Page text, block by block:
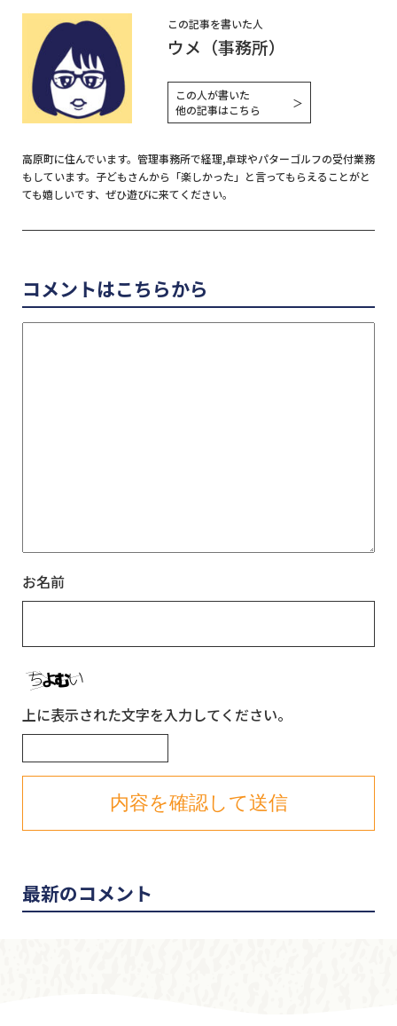
この記事を書いた人
ウメ（事務所）
この人が書いた
他の記事はこちら
＞
高原町に住んでいます。管理事務所で経理,卓球やパターゴルフの受付業務
もしています。子どもさんから「楽しかった」と言ってもらえることがと
ても嬉しいです、ぜひ遊びに来てください。
コメントはこちらから
お名前
上に表示された文字を入力してください。
最新のコメント